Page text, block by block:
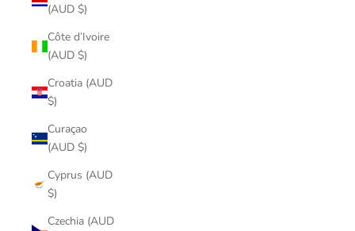
(AUD $)
Côte d’Ivoire
(AUD $)
Croatia (AUD
$)
Curaçao
(AUD $)
Cyprus (AUD
$)
Czechia (AUD